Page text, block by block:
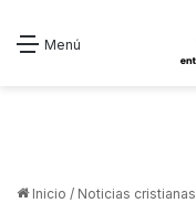
Menú
Inicio / Noticias cristianas